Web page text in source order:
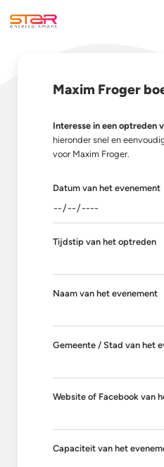
Maxim Froger
Interesse in een optreden
hieronder snel en
voor Maxim Froger.
Datum van het evenement
Tijdstip van het optreden
Naam van het evenement
Gemeente / Stad van het
Website of Facebook van
Capaciteit van het